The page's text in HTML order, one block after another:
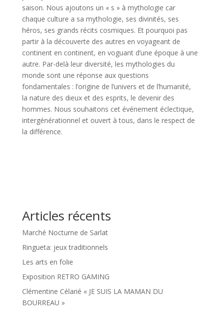
saison. Nous ajoutons un « s » à mythologie car
chaque culture a sa mythologie, ses divinités, ses
héros, ses grands récits cosmiques. Et pourquoi pas
partir à la découverte des autres en voyageant de
continent en continent, en voguant d’une époque à une
autre. Par-delà leur diversité, les mythologies du
monde sont une réponse aux questions
fondamentales : l’origine de l’univers et de l’humanité,
la nature des dieux et des esprits, le devenir des
hommes. Nous souhaitons cet événement éclectique,
intergénérationnel et ouvert à tous, dans le respect de
la différence.
Articles récents
Marché Nocturne de Sarlat
Ringueta: jeux traditionnels
Les arts en folie
Exposition RETRO GAMING
Clémentine Célarié « JE SUIS LA MAMAN DU
BOURREAU »